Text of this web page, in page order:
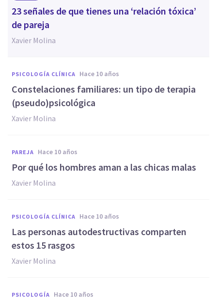
23 señales de que tienes una ‘relación tóxica’
de pareja
Xavier Molina
PSICOLOGÍA CLÍNICA hace 10 años
Constelaciones familiares: un tipo de terapia
(pseudo)psicológica
Xavier Molina
PAREJA hace 10 años
Por qué los hombres aman a las chicas malas
Xavier Molina
PSICOLOGÍA CLÍNICA hace 10 años
Las personas autodestructivas comparten
estos 15 rasgos
Xavier Molina
PSICOLOGÍA hace 10 años